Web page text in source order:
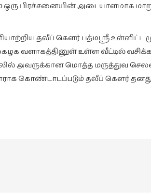
பிரச்சனையின் அடையாளமாக
தலீப் கௌர் பத்மஸ்ரீ உள்ளிட்ட
வளாகத்தினுள் உள்ள வீட்டில்
அவருக்கான மொத்த மருத்துவ
கொண்டாடப்படும் தலீப் கௌர் தனது